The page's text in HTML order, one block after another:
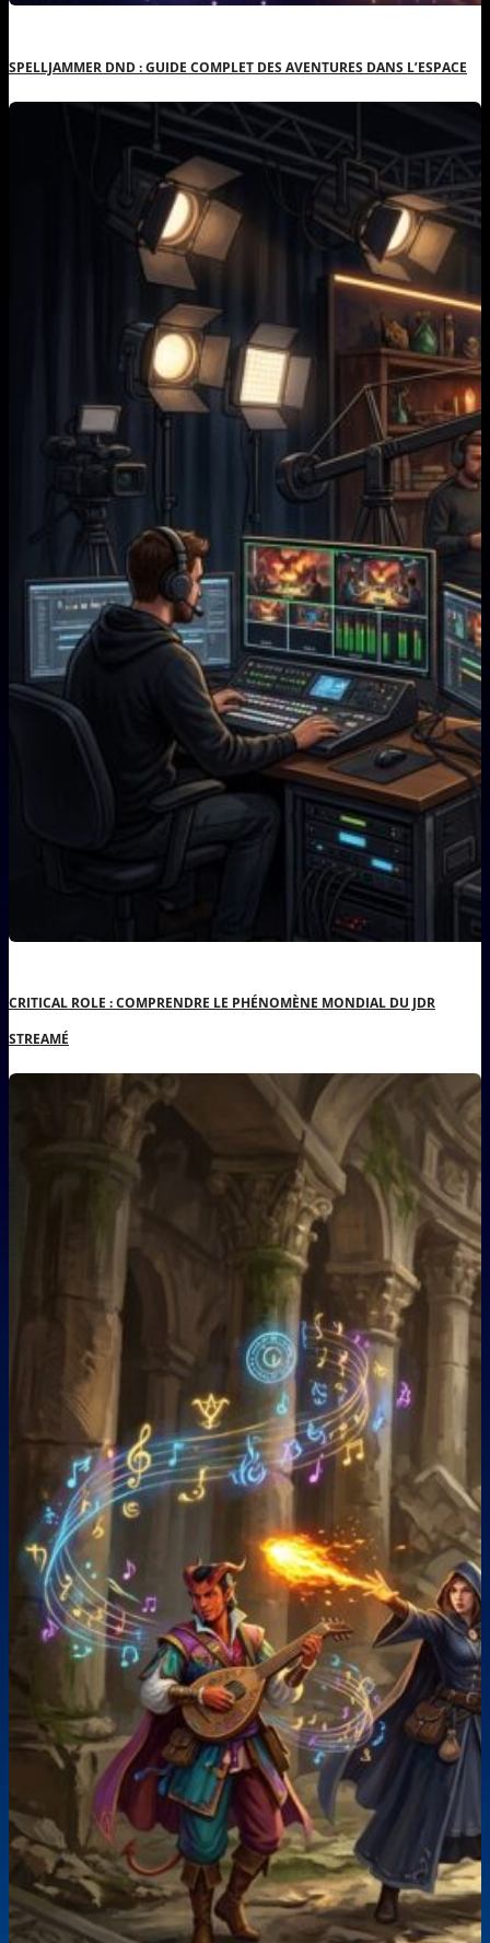
SPELLJAMMER DND : GUIDE COMPLET DES AVENTURES DANS L’ESPACE
CRITICAL ROLE : COMPRENDRE LE PHÉNOMÈNE MONDIAL DU JDR
STREAMÉ